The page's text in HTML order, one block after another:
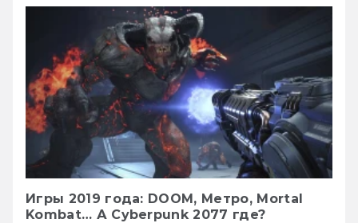
Игры 2019 года: DOOM, Метро, Mortal
Kombat… А Cyberpunk 2077 где?